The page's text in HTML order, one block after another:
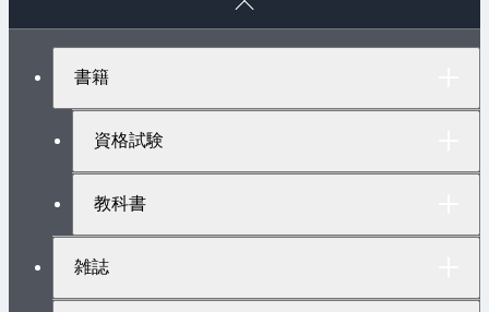
書籍
資格試験
教科書
雑誌